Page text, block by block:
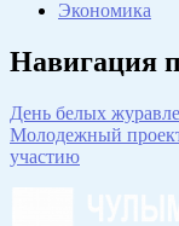
Экономика
Навигация
День белых
Молодежный
участию